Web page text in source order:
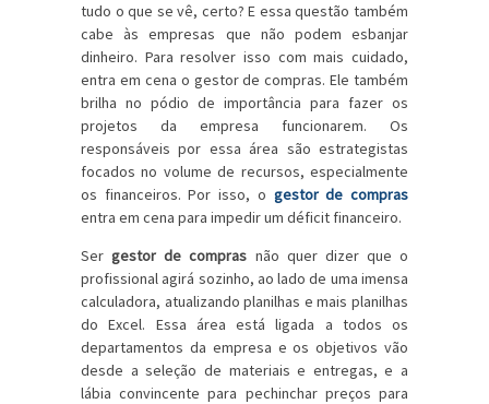
tudo o que se vê, certo? E essa questão também
cabe às empresas que não podem esbanjar
dinheiro. Para resolver isso com mais cuidado,
entra em cena o gestor de compras. Ele também
brilha no pódio de importância para fazer os
projetos da empresa funcionarem. Os
responsáveis por essa área são estrategistas
focados no volume de recursos, especialmente
os financeiros. Por isso, o gestor de compras
entra em cena para impedir um déficit financeiro.
Sergestor de compras não quer dizer que o
profissional agirá sozinho, ao lado de uma imensa
calculadora, atualizando planilhas e mais planilhas
do Excel. Essa área está ligada a todos os
departamentos da empresa e os objetivos vão
desde a seleção de materiais e entregas, e a
lábia convincente para pechinchar preços para